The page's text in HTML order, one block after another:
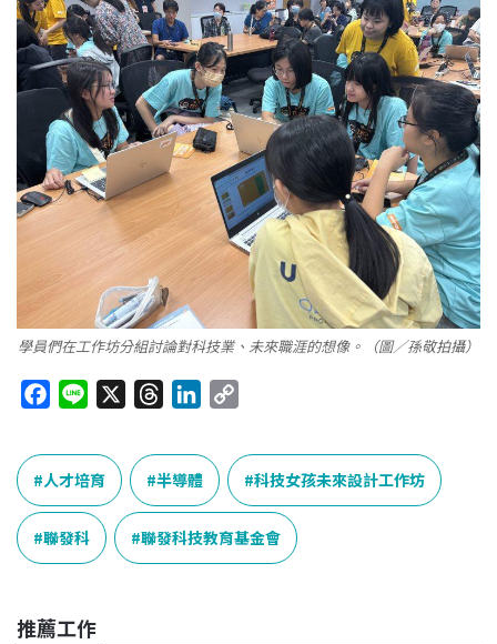
學員們在工作坊分組討論對科技業、未來職涯的想像。（圖／孫敬拍攝）
c
e
b
o
o
n
e
r
e
a
d
s
n
k
e
d
I
p
y
L
i
n
人才培育 半導體 科技女孩未來設計工作坊
聯發科 聯發科技教育基金會
推薦工作